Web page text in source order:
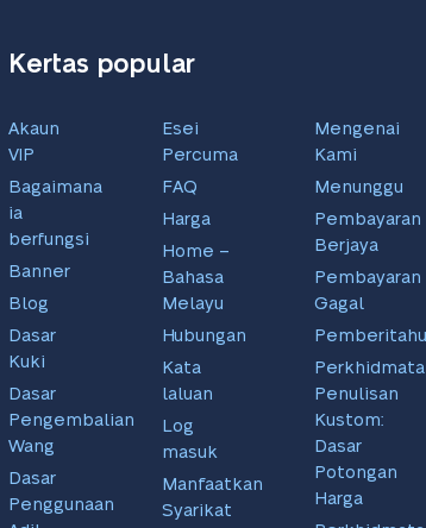
Kertas popular
Akaun
VIP
Bagaimana
ia
berfungsi
Banner
Blog
Dasar
Kuki
Dasar
Pengembalian
Wang
Dasar
Penggunaan
Esei
Percuma
FAQ
Harga
Home –
Bahasa
Melayu
Hubungan
Kata
laluan
Log
masuk
Manfaatkan
Syarikat
Mengenai
Kami
Menunggu
Pembayaran
Berjaya
Pembayaran
Gagal
Penulisan
Kustom:
Dasar
Potongan
Harga